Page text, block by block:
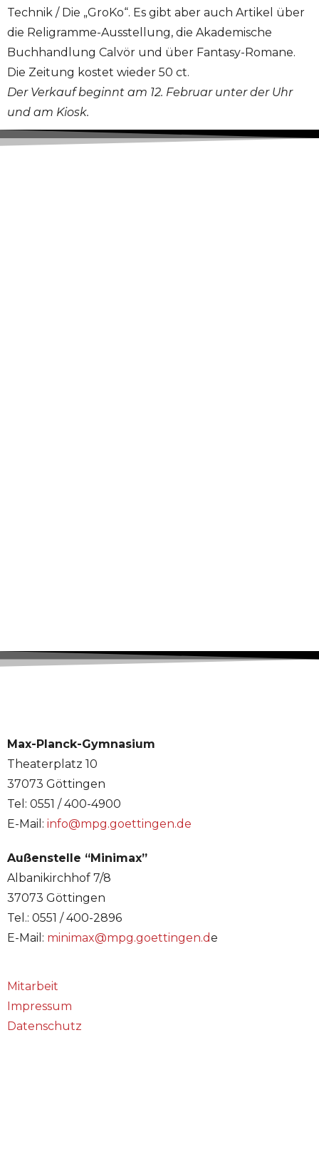
Technik / Die „GroKo“. Es gibt aber auch Artikel über
die Religramme-Ausstellung, die Akademische
Buchhandlung Calvör und über Fantasy-Romane.
Die Zeitung kostet wieder 50 ct.
Der Verkauf beginnt am 12. Februar unter der Uhr
und am Kiosk.
Max-Planck-Gymnasium
Theaterplatz 10
37073 Göttingen
Tel: 0551 / 400-4900
E-Mail: info@mpg.goettingen.de
Außenstelle “Minimax”
Albanikirchhof 7/8
37073 Göttingen
Tel.: 0551 / 400-2896
E-Mail: minimax@mpg.goettingen.de
Mitarbeit
Impressum
Datenschutz